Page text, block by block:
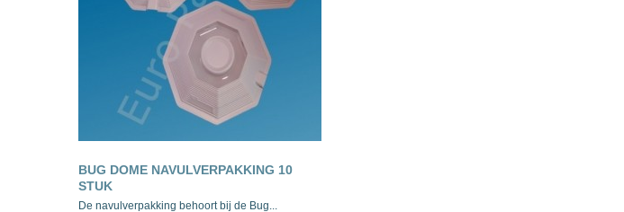
BUG DOME NAVULVERPAKKING 10
STUK
De navulverpakking behoort bij de Bug...